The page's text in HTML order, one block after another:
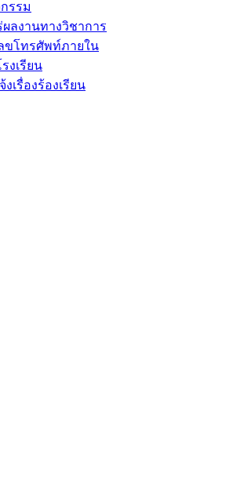
รรม
ผลงานทางวิชาการ
ขโทรศัพท์ภายใน
งเรียน
งเรื่องร้องเรียน